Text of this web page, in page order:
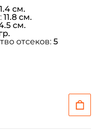
см.
11.8 см.
см.
отсеков: 5